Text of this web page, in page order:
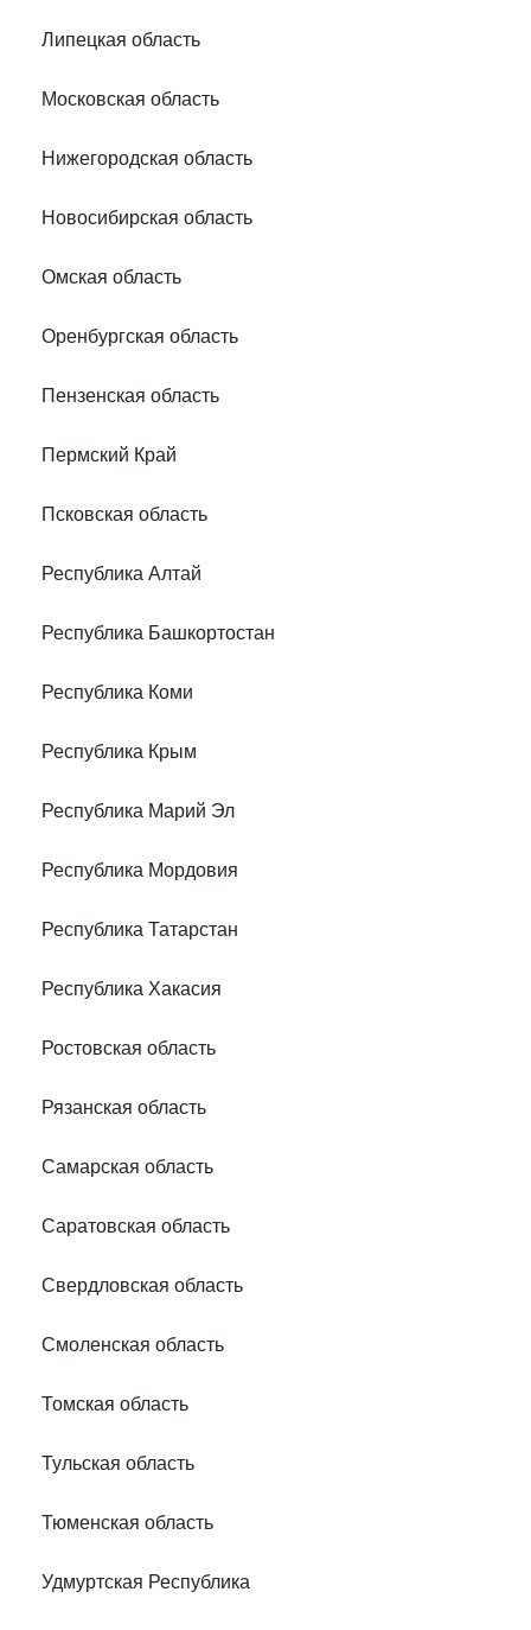
Липецкая область
Московская область
Нижегородская область
Новосибирская область
Омская область
Оренбургская область
Пензенская область
Пермский Край
Псковская область
Республика Алтай
Республика Башкортостан
Республика Коми
Республика Крым
Республика Марий Эл
Республика Мордовия
Республика Татарстан
Республика Хакасия
Ростовская область
Рязанская область
Самарская область
Саратовская область
Свердловская область
Смоленская область
Томская область
Тульская область
Тюменская область
Удмуртская Республика